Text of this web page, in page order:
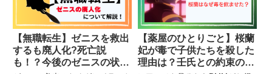
【無職転生】ゼニスを救出
するも廃人化?死亡説
も！？今後のゼニスの状態
【薬屋のひとりごと】桜蘭
妃が毒で子供たちを殺した
理由は？壬氏との約束の意